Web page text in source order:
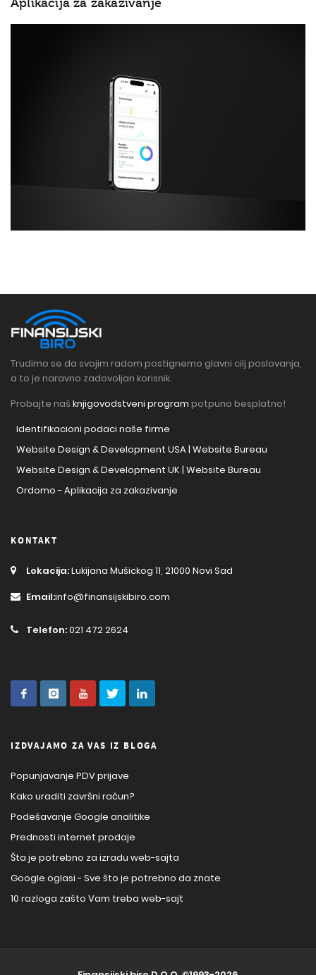
Aplikacija za zakazivanje
Trudimo se da svojim radom postignemo glavni cilj poslovanja,
a to je naravno zadovoljan korisnik.
Probajte naš knjigovodstveni program potpuno besplatno!
Identifikacioni podaci naše firme
Website Design & Development USA | Website Bureau
Website Design & Development UK | Website Bureau
Ordomo - Aplikacija za zakazivanje
KONTAKT
Lokacija:Lukijana Mušickog 11, 21000 Novi Sad
Email:info@finansijskibiro.com
Telefon:021 472 2624
IZDVAJAMO ZA VAS IZ BLOGA
Popunjavanje PDV prijave
Kako uraditi završni račun?
Podešavanje Google analitike
Prednosti internet prodaje
Šta je potrebno za izradu web-sajta
Google oglasi - Sve što je potrebno da znate
10 razloga zašto Vam treba web-sajt